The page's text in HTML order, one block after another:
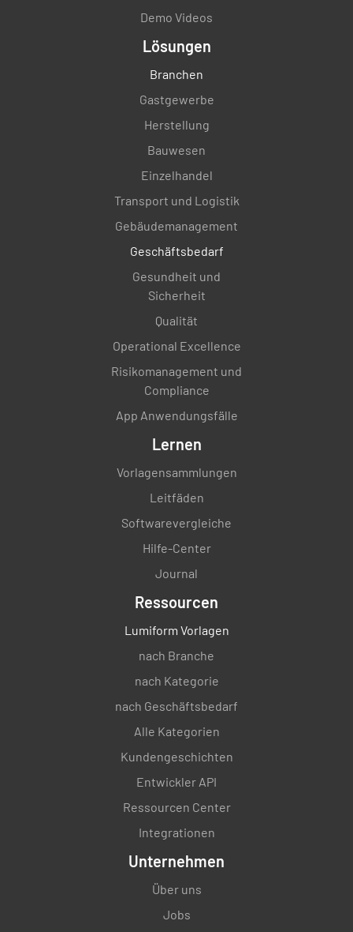
Demo Videos
Lösungen
Branchen
Gastgewerbe
Herstellung
Bauwesen
Einzelhandel
Transport und Logistik
Gebäudemanagement
Geschäftsbedarf
Gesundheit und
Sicherheit
Qualität
Operational Excellence
Risikomanagement und
Compliance
App Anwendungsfälle
Lernen
Vorlagensammlungen
Leitfäden
Softwarevergleiche
Hilfe-Center
Journal
Ressourcen
Lumiform Vorlagen
nach Branche
nach Kategorie
nach Geschäftsbedarf
Alle Kategorien
Kundengeschichten
Entwickler API
Ressourcen Center
Integrationen
Unternehmen
Über uns
Jobs